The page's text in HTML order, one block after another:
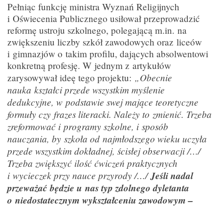
Pełniąc funkcję ministra Wyznań Religijnych
i Oświecenia Publicznego usiłował przeprowadzić
reformę ustroju szkolnego, polegającą m.in. na
zwiększeniu liczby szkół zawodowych oraz liceów
i gimnazjów o takim profilu, dających absolwentowi
konkretną profesję. W jednym z artykułów
zarysowywał ideę tego projektu: „Obecnie
nauka kształci przede wszystkim myślenie
dedukcyjne, w podstawie swej mające teoretyczne
formuły czy frazes literacki. Należy to zmienić. Trzeba
zreformować i programy szkolne, i sposób
nauczania, by szkoła od najmłodszego wieku uczyła
przede wszystkim dokładnej, ścisłej obserwacji /…/
Trzeba zwiększyć ilość ćwiczeń praktycznych
i wycieczek przy nauce przyrody /…/Jeśli nadal
przeważać będzie u nas typ zdolnego dyletanta
o niedostatecznym wykształceniu zawodowym –